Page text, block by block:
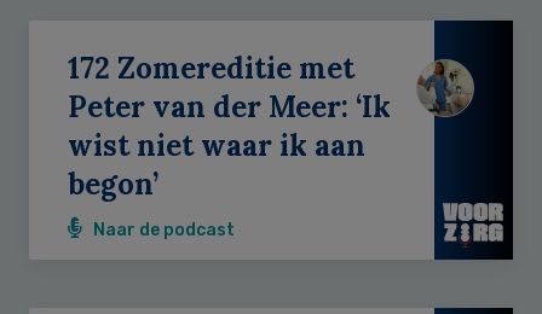
172 Zomereditie met
Peter van der Meer: ‘Ik
wist niet waar ik aan
begon’
Naar de podcast